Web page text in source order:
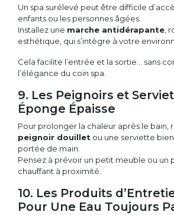
Un spa surélevé peut être difficile
enfants ou les personnes âgées.
Installez une marche antidérapante ,
esthétique, qui s’intègre à votre
Cela facilite l’entrée et la sortie… sans
l’élégance du coin spa.
9. Les Peignoirs et
Éponge Épaisse
Pour prolonger la chaleur après le bain,
peignoir douillet ou une serviette
portée de main.
Pensez à prévoir un petit meuble ou un
chauffant à proximité.
10. Les Produits
Pour Une Eau Toujours